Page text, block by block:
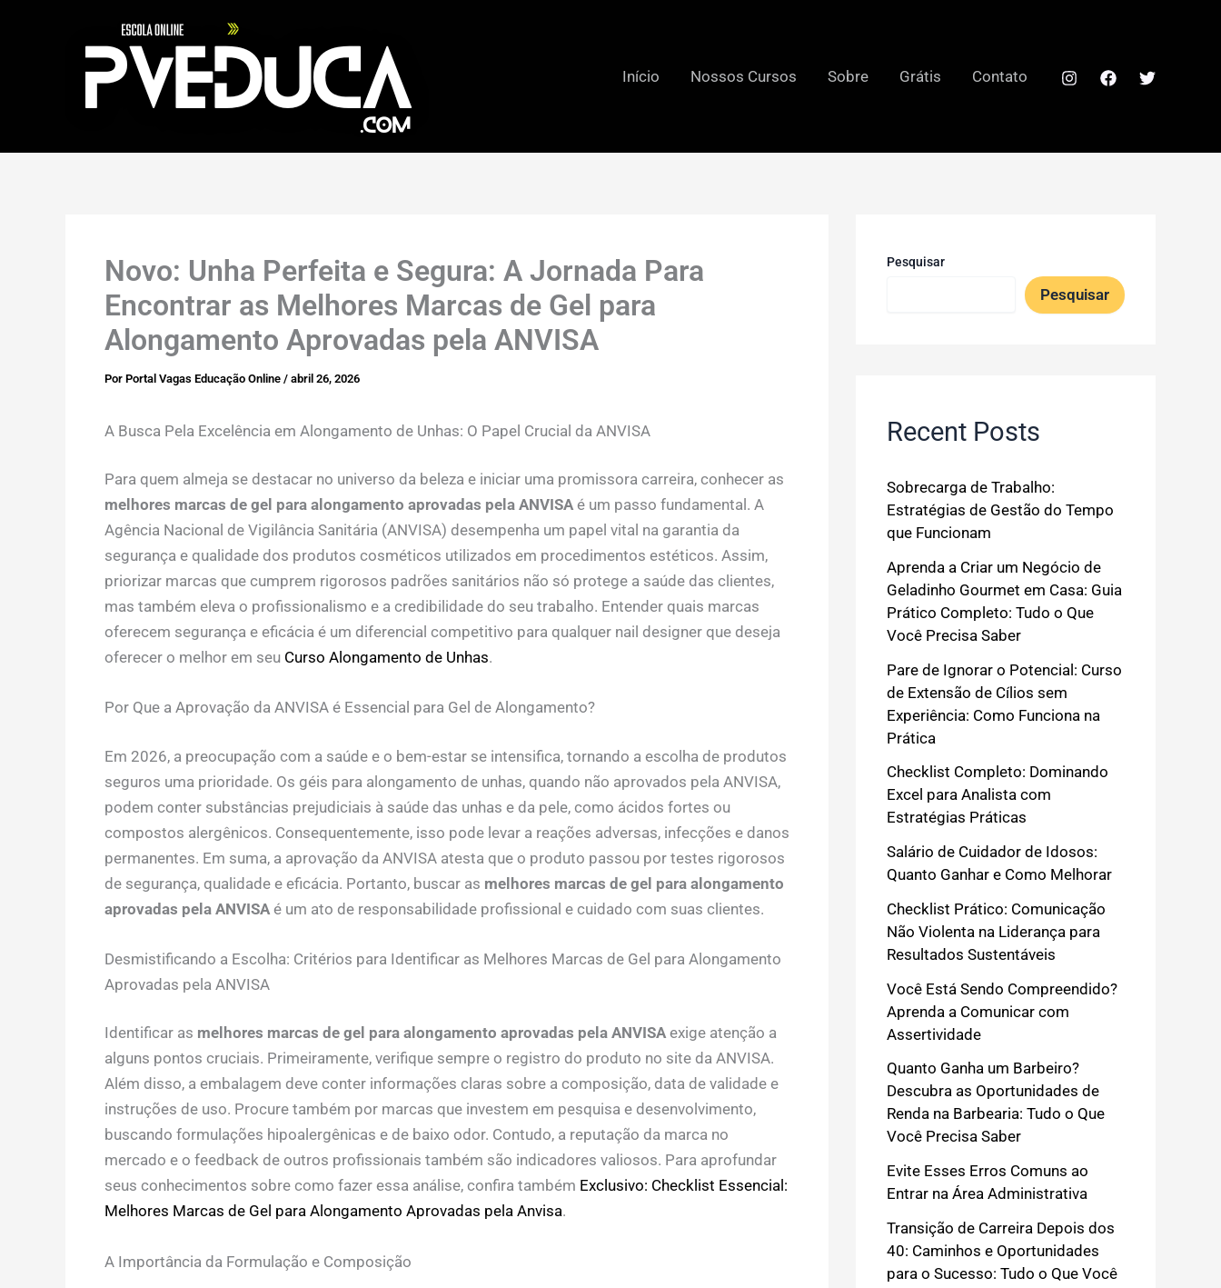
Início Nossos Cursos Sobre Grátis Contato
Novo: Unha Perfeita e Segura: A Jornada Para
Encontrar as Melhores Marcas de Gel para
Alongamento Aprovadas pela ANVISA
Por Portal Vagas Educação Online / abril 26, 2026
A Busca Pela Excelência em Alongamento de Unhas: O Papel Crucial da ANVISA
Para quem almeja se destacar no universo da beleza e iniciar uma promissora carreira, conhecer as
melhores marcas de gel para alongamento aprovadas pela ANVISAé um passo fundamental. A
Agência Nacional de Vigilância Sanitária (ANVISA) desempenha um papel vital na garantia da
segurança e qualidade dos produtos cosméticos utilizados em procedimentos estéticos. Assim,
priorizar marcas que cumprem rigorosos padrões sanitários não só protege a saúde das clientes,
mas também eleva o profissionalismo e a credibilidade do seu trabalho. Entender quais marcas
oferecem segurança e eficácia é um diferencial competitivo para qualquer nail designer que deseja
oferecer o melhor em seu Curso Alongamento de Unhas.
Por Que a Aprovação da ANVISA é Essencial para Gel de Alongamento?
Em 2026, a preocupação com a saúde e o bem-estar se intensifica, tornando a escolha de produtos
seguros uma prioridade. Os géis para alongamento de unhas, quando não aprovados pela ANVISA,
podem conter substâncias prejudiciais à saúde das unhas e da pele, como ácidos fortes ou
compostos alergênicos. Consequentemente, isso pode levar a reações adversas, infecções e danos
permanentes. Em suma, a aprovação da ANVISA atesta que o produto passou por testes rigorosos
de segurança, qualidade e eficácia. Portanto, buscar as melhores marcas de gel para alongamento
aprovadas pela ANVISAé um ato de responsabilidade profissional e cuidado com suas clientes.
Desmistificando a Escolha: Critérios para Identificar as Melhores Marcas de Gel para Alongamento
Aprovadas pela ANVISA
Identificar as melhores marcas de gel para alongamento aprovadas pela ANVISAexige atenção a
alguns pontos cruciais. Primeiramente, verifique sempre o registro do produto no site da ANVISA.
Além disso, a embalagem deve conter informações claras sobre a composição, data de validade e
instruções de uso. Procure também por marcas que investem em pesquisa e desenvolvimento,
buscando formulações hipoalergênicas e de baixo odor. Contudo, a reputação da marca no
mercado e o feedback de outros profissionais também são indicadores valiosos. Para aprofundar
seus conhecimentos sobre como fazer essa análise, confira também Exclusivo: Checklist Essencial:
Melhores Marcas de Gel para Alongamento Aprovadas pela Anvisa.
A Importância da Formulação e Composição
Pesquisar
Pesquisar
Recent Posts
Sobrecarga de Trabalho:
Estratégias de Gestão do Tempo
que Funcionam
Aprenda a Criar um Negócio de
Geladinho Gourmet em Casa: Guia
Prático Completo: Tudo o Que
Você Precisa Saber
Pare de Ignorar o Potencial: Curso
de Extensão de Cílios sem
Experiência: Como Funciona na
Prática
Checklist Completo: Dominando
Excel para Analista com
Estratégias Práticas
Salário de Cuidador de Idosos:
Quanto Ganhar e Como Melhorar
Checklist Prático: Comunicação
Não Violenta na Liderança para
Resultados Sustentáveis
Você Está Sendo Compreendido?
Aprenda a Comunicar com
Assertividade
Quanto Ganha um Barbeiro?
Descubra as Oportunidades de
Renda na Barbearia: Tudo o Que
Você Precisa Saber
Evite Esses Erros Comuns ao
Entrar na Área Administrativa
Transição de Carreira Depois dos
40: Caminhos e Oportunidades
para o Sucesso: Tudo o Que Você